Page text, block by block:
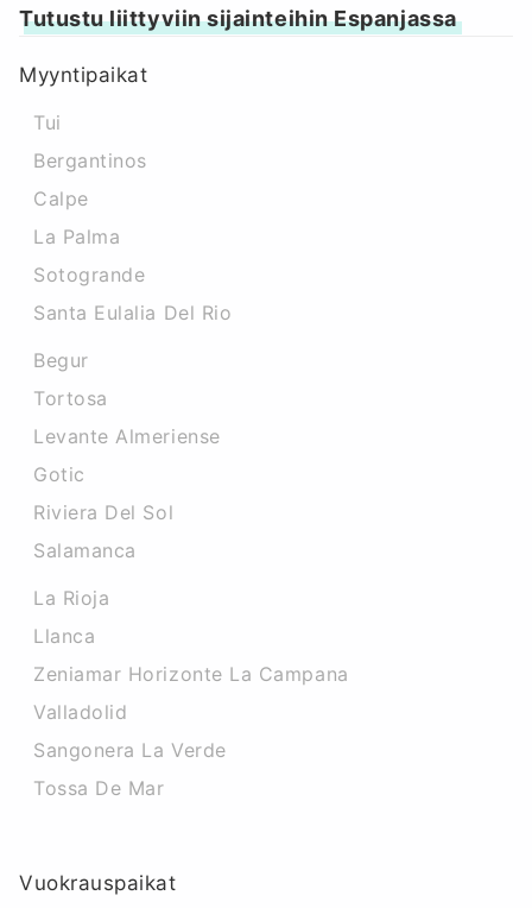
Tutustu liittyviin sijainteihin Espanjassa
Myyntipaikat
Tui
Bergantinos
Calpe
La Palma
Sotogrande
Santa Eulalia Del Rio
Begur
Tortosa
Levante Almeriense
Gotic
Riviera Del Sol
Salamanca
La Rioja
Llanca
Zeniamar Horizonte La Campana
Valladolid
Sangonera La Verde
Tossa De Mar
Vuokrauspaikat